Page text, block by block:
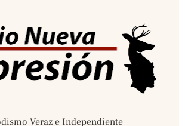
Veraz e Independiente